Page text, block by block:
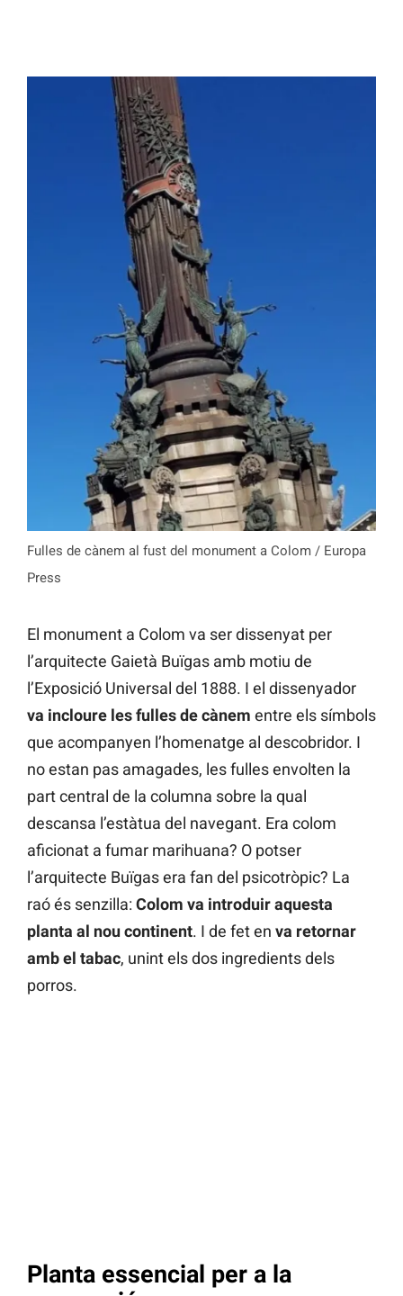
Fulles de cànem al fust del monument a Colom / Europa
Press
El monument a Colom va ser dissenyat per
l’arquitecte Gaietà Buïgas amb motiu de
l’Exposició Universal del 1888. I el dissenyador
va incloure les fulles de cànem entre els símbols
que acompanyen l’homenatge al descobridor. I
no estan pas amagades, les fulles envolten la
part central de la columna sobre la qual
descansa l’estàtua del navegant. Era colom
aficionat a fumar marihuana? O potser
l’arquitecte Buïgas era fan del psicotròpic? La
raó és senzilla: Colom va introduir aquesta
planta al nou continent. I de fet en va retornar
amb el tabac, unint els dos ingredients dels
porros.
Planta essencial per a la